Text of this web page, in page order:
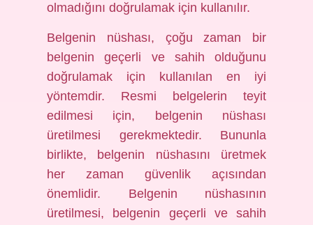
olmadığını doğrulamak için kullanılır.
Belgenin nüshası, çoğu zaman bir
belgenin geçerli ve sahih olduğunu
doğrulamak için kullanılan en iyi
yöntemdir. Resmi belgelerin teyit
edilmesi için, belgenin nüshası
üretilmesi gerekmektedir. Bununla
birlikte, belgenin nüshasını üretmek
her zaman güvenlik açısından
önemlidir. Belgenin nüshasının
üretilmesi, belgenin geçerli ve sahih